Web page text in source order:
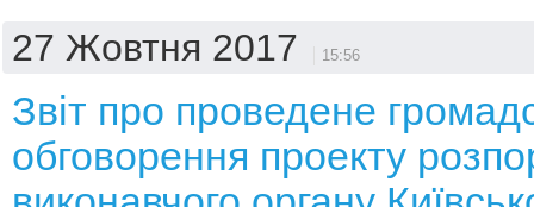
27 Жовтня 2017 15:56
Звіт про проведене
обговорення проекту